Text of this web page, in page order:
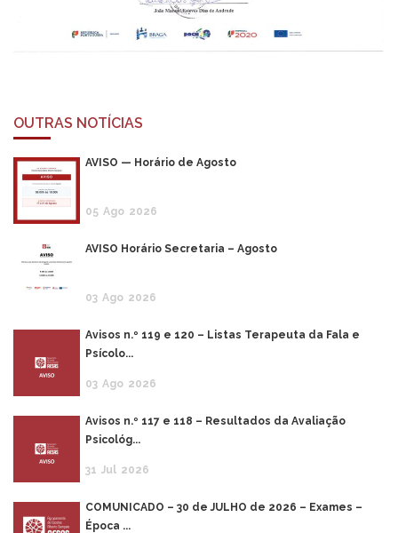
OUTRAS NOTÍCIAS
AVISO — Horário de Agosto
05 Ago 2026
AVISO Horário Secretaria – Agosto
03 Ago 2026
Avisos n.º 119 e 120 – Listas Terapeuta da Fala e
Psícolo...
03 Ago 2026
Avisos n.º 117 e 118 – Resultados da Avaliação
Psicológ...
31 Jul 2026
COMUNICADO – 30 de JULHO de 2026 – Exames –
Época ...